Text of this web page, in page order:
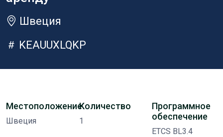
Швеция
KEAUUXLQKP
Местоположение
Швеция
Количество
1
Программное
обеспечение
ETCS BL3.4